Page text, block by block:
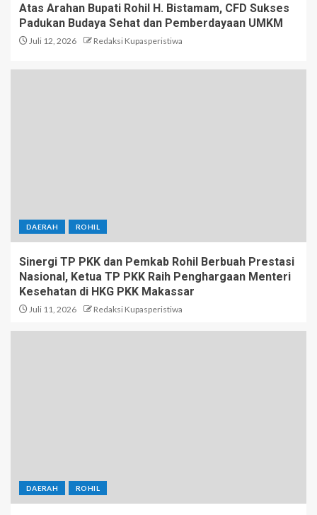
Atas Arahan Bupati Rohil H. Bistamam, CFD Sukses
Padukan Budaya Sehat dan Pemberdayaan UMKM
Juli 12, 2026 Redaksi Kupasperistiwa
DAERAH ROHIL
Sinergi TP PKK dan Pemkab Rohil Berbuah Prestasi
Nasional, Ketua TP PKK Raih Penghargaan Menteri
Kesehatan di HKG PKK Makassar
Juli 11, 2026 Redaksi Kupasperistiwa
DAERAH ROHIL